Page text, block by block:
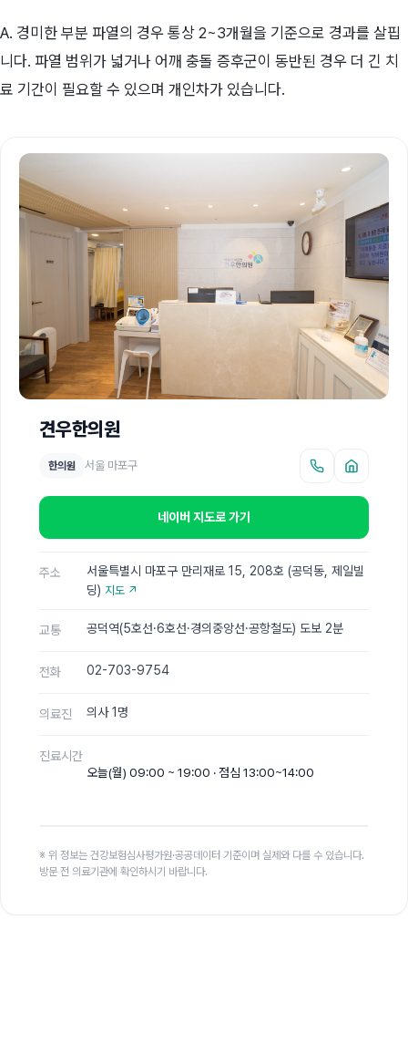
A. 경미한 부분 파열의 경우 통상 2~3개월을 기준으로 경과를 살핍
니다. 파열 범위가 넓거나 어깨 충돌 증후군이 동반된 경우 더 긴 치
료 기간이 필요할 수 있으며 개인차가 있습니다.
견우한의원
한의원 서울 마포구
네이버 지도로 가기
주소
서울특별시 마포구 만리재로 15, 208호 (공덕동, 제일빌
딩) 지도 ↗
교통 공덕역(5호선·6호선·경의중앙선·공항철도) 도보 2분
전화 02-703-9754
의료진 의사 1명
진료시간
오늘(월) 09:00 ~ 19:00 · 점심 13:00~14:00
※ 위 정보는 건강보험심사평가원·공공데이터 기준이며 실제와 다를 수 있습니다.
방문 전 의료기관에 확인하시기 바랍니다.